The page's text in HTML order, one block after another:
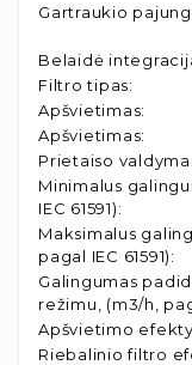
Gartraukio
Belaidė
Filtro tipas:
Apšvietimas:
Apšvietimas:
Prietaiso
Minimalus
IEC 61591):
Maksimalus
pagal IEC 61591):
Galingumas
režimu, (m3/h,
Apšvietimo
Riebalinio filtro